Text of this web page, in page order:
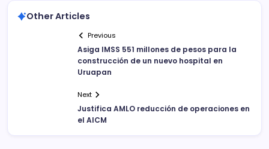
Other Articles
Previous
Asiga IMSS 551 millones de pesos para la
construcción de un nuevo hospital en
Uruapan
Next
Justifica AMLO reducción de operaciones en
el AICM